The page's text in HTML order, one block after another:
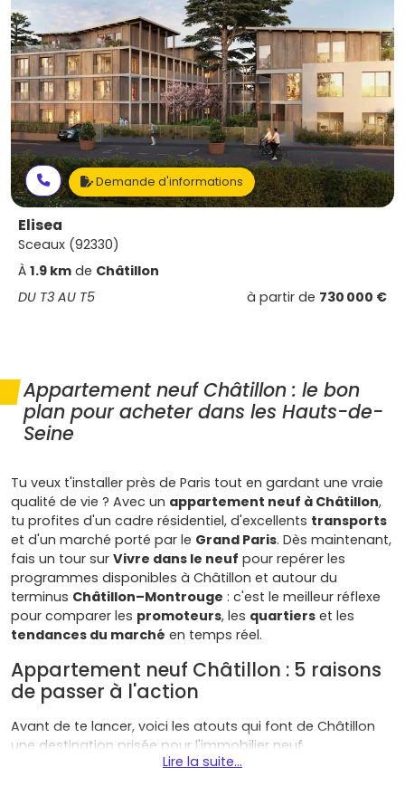
Demande d'informations
Elisea
Sceaux (92330)
À 1.9 km de Châtillon
DU T3 AU T5
à partir de 730 000 €
Appartement neuf Châtillon : le bon
plan pour acheter dans les Hauts-de-
Seine
Tu veux t'installer près de Paris tout en gardant une vraie
qualité de vie ? Avec un appartement neuf à Châtillon,
tu profites d'un cadre résidentiel, d'excellents transports
et d'un marché porté par le Grand Paris. Dès maintenant,
fais un tour sur Vivre dans le neuf pour repérer les
programmes disponibles à Châtillon et autour du
terminus Châtillon–Montrouge : c'est le meilleur réflexe
pour comparer les promoteurs, les quartiers et les
tendances du marché en temps réel.
Appartement neuf Châtillon : 5 raisons
de passer à l'action
Avant de te lancer, voici les atouts qui font de Châtillon
une destination prisée pour l'immobilier neuf.
Lire la suite...